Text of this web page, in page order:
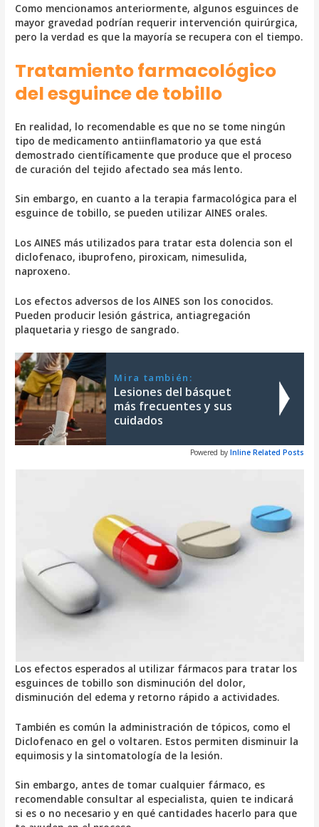
Como mencionamos anteriormente, algunos esguinces de
mayor gravedad podrían requerir intervención quirúrgica,
pero la verdad es que la mayoría se recupera con el tiempo.
Tratamiento farmacológico
del esguince de tobillo
En realidad, lo recomendable es que no se tome ningún
tipo de medicamento antiinflamatorio ya que está
demostrado científicamente que produce que el proceso
de curación del tejido afectado sea más lento.
Sin embargo, en cuanto a la terapia farmacológica para el
esguince de tobillo, se pueden utilizar AINES orales.
Los AINES más utilizados para tratar esta dolencia son el
diclofenaco, ibuprofeno, piroxicam, nimesulida,
naproxeno.
Los efectos adversos de los AINES son los conocidos.
Pueden producir lesión gástrica, antiagregación
plaquetaria y riesgo de sangrado.
Mira también:
Lesiones del básquet
más frecuentes y sus
cuidados
Powered by Inline Related Posts
Los efectos esperados al utilizar fármacos para tratar los
esguinces de tobillo son disminución del dolor,
disminución del edema y retorno rápido a actividades.
También es común la administración de tópicos, como el
Diclofenaco en gel o voltaren. Estos permiten disminuir la
equimosis y la sintomatología de la lesión.
Sin embargo, antes de tomar cualquier fármaco, es
recomendable consultar al especialista, quien te indicará
si es o no necesario y en qué cantidades hacerlo para que